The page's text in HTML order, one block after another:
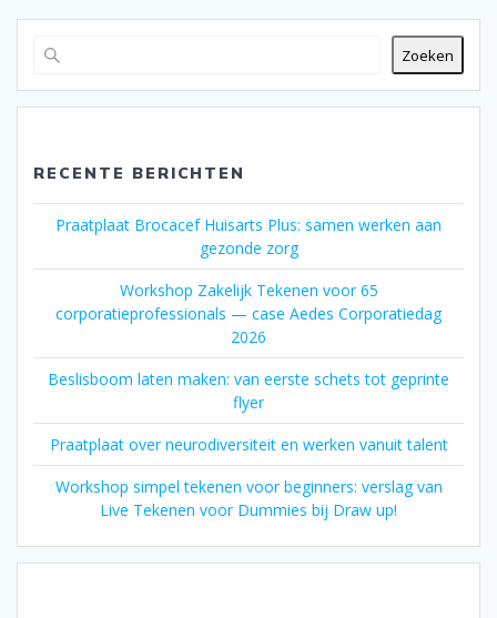
Zoeken
RECENTE BERICHTEN
Praatplaat Brocacef Huisarts Plus: samen werken aan
gezonde zorg
Workshop Zakelijk Tekenen voor 65
corporatieprofessionals — case Aedes Corporatiedag
2026
Beslisboom laten maken: van eerste schets tot geprinte
flyer
Praatplaat over neurodiversiteit en werken vanuit talent
Workshop simpel tekenen voor beginners: verslag van
Live Tekenen voor Dummies bij Draw up!